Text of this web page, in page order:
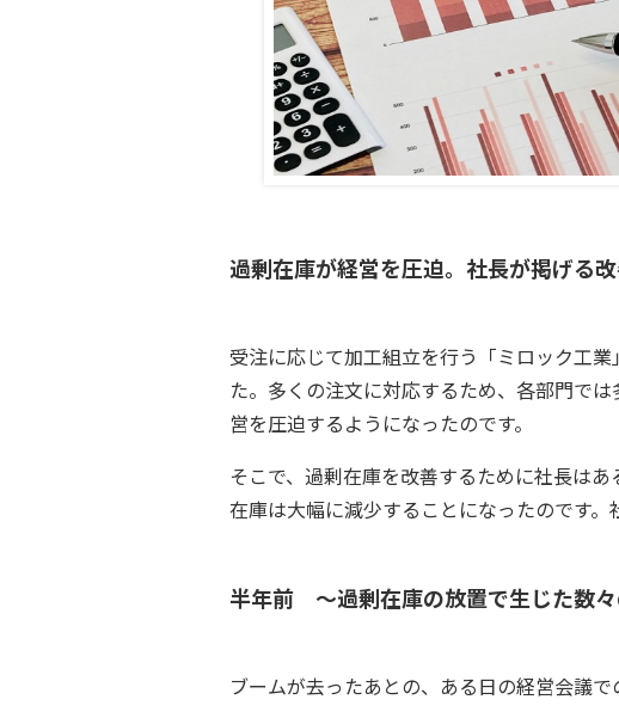
過剰在庫が経営を圧迫。社長が掲げる
受注に応じて加工組立を行う「ミロック工
た。多くの注文に対応するため、各部門で
営を圧迫するようになったのです。
そこで、過剰在庫を改善するために社長は
在庫は大幅に減少することになったのです。
半年前 ～過剰在庫の放置で生じた数
ブームが去ったあとの、ある日の経営会議で